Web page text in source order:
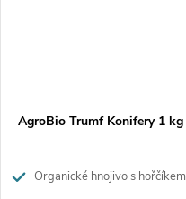
AgroBio Trumf Konifery 1 kg
Organické hnojivo s hořčíkem